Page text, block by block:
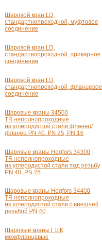
Шаровой кран LD,
стандартнопроходной, муфтовое
соединение
Шаровой кран LD,
стандартнопроходной, приварное
соединение
Шаровой кран LD,
стандартнопроходной, фланцевое
соединение
Шаровые краны 34500
TR неполнопроходные
из углеродистой стали фланец/
фланец PN 40, PN 25, PN 16
Шаровые краны Hogfors 34300
TR неполнопроходные
из углеродистой стали под резьбу
PN 40, PN 25
Шаровые краны Hogfors 34400
TR неполнопроходные
из углеродистой стали с внешней
резьбой PN 40
Шаровые краны ГШК
межфланцевые